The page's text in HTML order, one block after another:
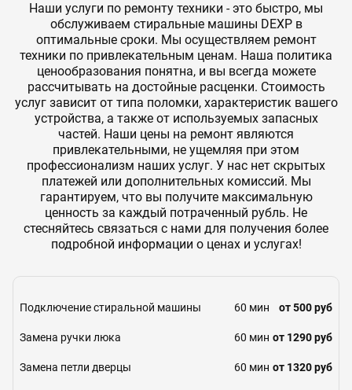
Наши услуги по ремонту техники - это быстро, мы
обслуживаем стиральные машины DEXP в
оптимальные сроки. Мы осуществляем ремонт
техники по привлекательным ценам. Наша политика
ценообразования понятна, и вы всегда можете
рассчитывать на достойные расценки. Стоимость
услуг зависит от типа поломки, характеристик вашего
устройства, а также от используемых запасных
частей. Наши цены на ремонт являются
привлекательными, не ущемляя при этом
профессионализм наших услуг. У нас нет скрытых
платежей или дополнительных комиссий. Мы
гарантируем, что вы получите максимальную
ценность за каждый потраченный рубль. Не
стесняйтесь связаться с нами для получения более
подробной информации о ценах и услугах!
Подключение стиральной машины 60 мин от 500 руб
Замена ручки люка 60 мин от 1290 руб
Замена петли дверцы 60 мин от 1320 руб